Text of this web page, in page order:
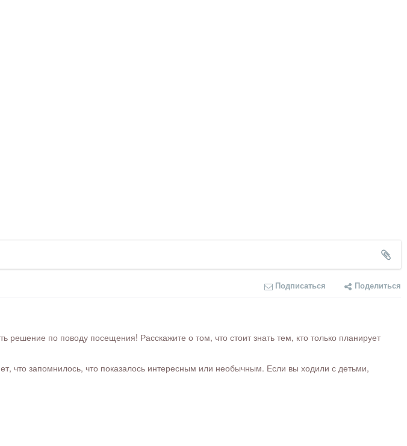
Подписаться Поделиться
по поводу посещения! Расскажите о том, что стоит знать тем, кто только планирует
что запомнилось, что показалось интересным или необычным. Если вы ходили с детьми,